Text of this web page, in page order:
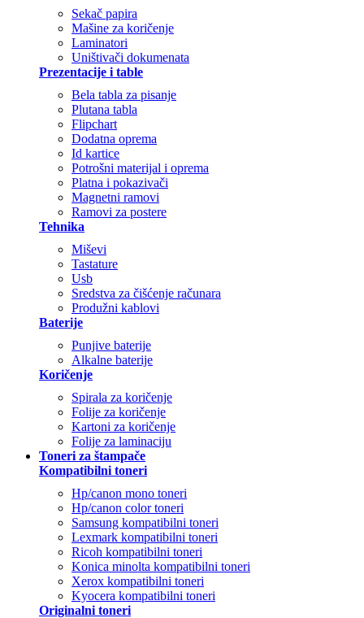
Sekač papira
Mašine za koričenje
Laminatori
Uništivači dokumenata
Prezentacije i table
Bela tabla za pisanje
Plutana tabla
Flipchart
Dodatna oprema
Id kartice
Potrošni materijal i oprema
Platna i pokazivači
Magnetni ramovi
Ramovi za postere
Tehnika
Miševi
Tastature
Usb
Sredstva za čišćenje računara
Produžni kablovi
Baterije
Punjive baterije
Alkalne baterije
Koričenje
Spirala za koričenje
Folije za koričenje
Kartoni za koričenje
Folije za laminaciju
Toneri za štampače
Kompatibilni toneri
Hp/canon mono toneri
Hp/canon color toneri
Samsung kompatibilni toneri
Lexmark kompatibilni toneri
Ricoh kompatibilni toneri
Konica minolta kompatibilni toneri
Xerox kompatibilni toneri
Kyocera kompatibilni toneri
Originalni toneri